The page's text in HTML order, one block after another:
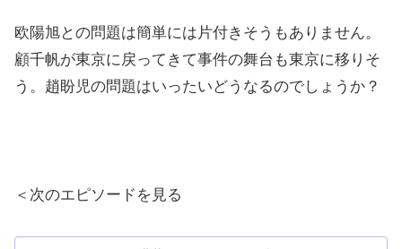
欧陽旭との問題は簡単には片付きそうもありません。
顧千帆が東京に戻ってきて事件の舞台も東京に移りそ
う。趙盼児の問題はいったいどうなるのでしょうか？
＜次のエピソードを見る